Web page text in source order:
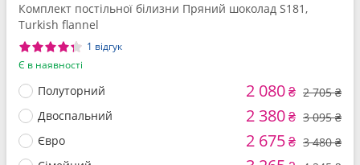
Комплект постільної білизни Пряний шоколад S181,
Turkish flannel
1 відгук
Є в наявності
Полуторний 2 080₴ 2 705 ₴
Двоспальний
2 380₴ 3 095 ₴
Євро
2 675₴ 3 480 ₴